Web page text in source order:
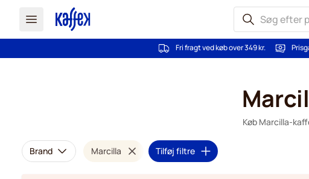
Fri fragt ved køb over 349 kr.
Køb Marcilla-
Brand Marcilla Tilføj filtre